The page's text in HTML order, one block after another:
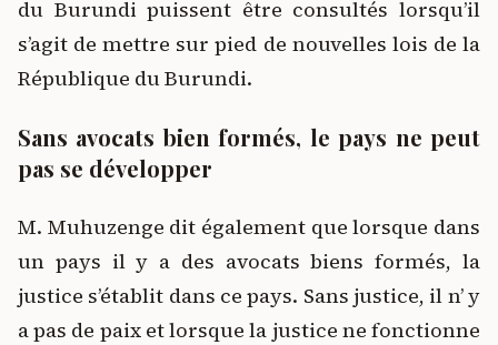
du Burundi puissent être consultés lorsqu’il
s’agit de mettre sur pied de nouvelles lois de la
République du Burundi.
Sans avocats bien formés, le pays ne peut
pas se développer
M. Muhuzenge dit également que lorsque dans
un pays il y a des avocats biens formés, la
justice s’établit dans ce pays. Sans justice, il n’ y
a pas de paix et lorsque la justice ne fonctionne